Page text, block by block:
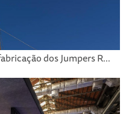
dos Jumpers R...